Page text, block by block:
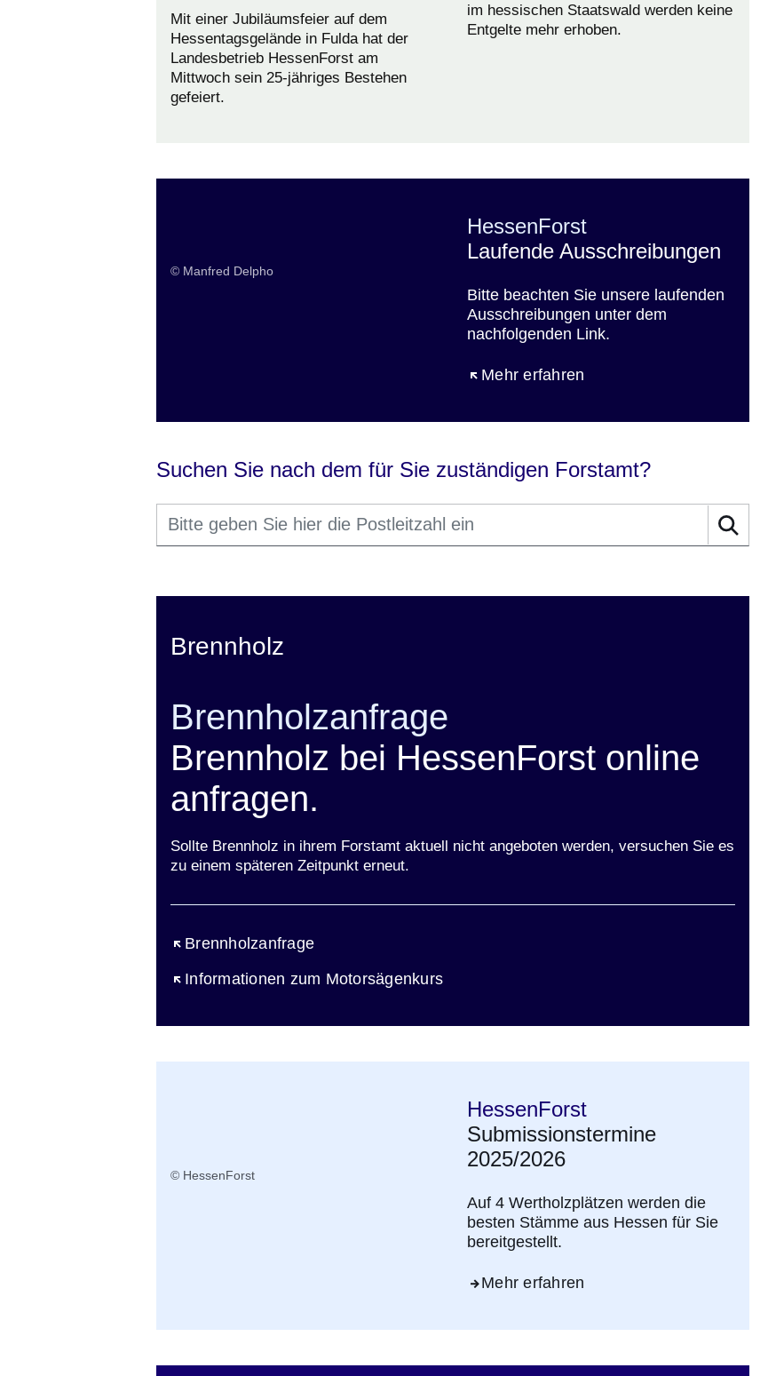
Mit einer Jubiläumsfeier auf dem
Hessentagsgelände in Fulda hat der
Landesbetrieb HessenForst am
Mittwoch sein 25-jähriges Bestehen
gefeiert.
im hessischen Staatswald werden keine
Entgelte mehr erhoben.
© Manfred Delpho
HessenForst
Laufende Ausschreibungen
Bitte beachten Sie unsere laufenden
Ausschreibungen unter dem
nachfolgenden Link.
Mehr erfahren
Öffnet sich in einem neuen Fenster
Suchen Sie nach dem für Sie zuständigen Forstamt?
geben
Sie
Geben Sie
einen oder
Brennholz
Brennholzanfrage
Brennholz bei HessenForst online
anfragen.
Sollte Brennholz in ihrem Forstamt aktuell nicht angeboten werden, versuchen Sie es
zu einem späteren Zeitpunkt erneut.
Brennholzanfrage
Öffnet sich in einem neuen Fenster
Informationen zum Motorsägenkurs
Öffnet sich in einem neuen Fenster
© HessenForst
HessenForst
Submissionstermine
2025/2026
Auf 4 Wertholzplätzen werden die
besten Stämme aus Hessen für Sie
bereitgestellt.
Mehr erfahren